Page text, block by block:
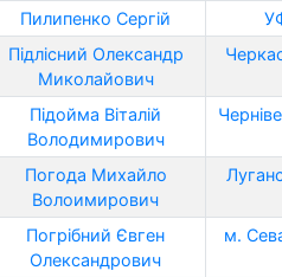
Пилипенко Сергій
Підлісний Олександр
Миколайович
Підойма Віталій
Володимирович
Погода Михайло
Волоимирович
Погрібний Євген
Олександрович
м.